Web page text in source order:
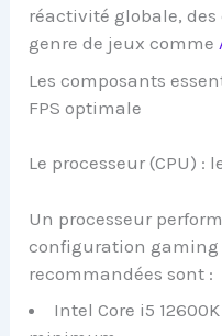
réactivité globale,
genre de jeux comme
Les composants
FPS optimale
Le processeur (CPU)
Un processeur
configuration gaming
recommandées sont :
Intel Core i5